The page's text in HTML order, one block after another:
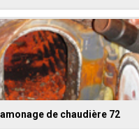
de chaudière 72